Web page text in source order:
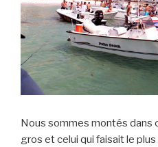
Nous sommes montés dans
gros et celui qui faisait le